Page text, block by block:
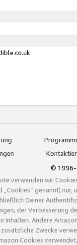
© 1996-
verwenden wir
„Cookies“ genannt) nur,
Deiner
der Verbesserung
Inhalten. Andere
Zwecke
Cookies